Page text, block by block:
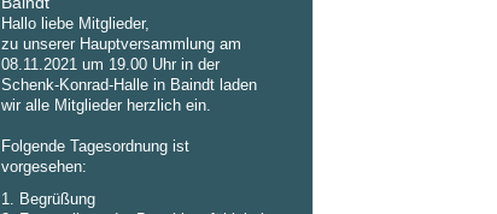
Hallo liebe Mitglieder,
zu unserer Hauptversammlung am
08.11.2021 um 19.00 Uhr in der
Schenk-Konrad-Halle in Baindt laden
wir alle Mitglieder herzlich ein.
Folgende Tagesordnung ist
vorgesehen:
1. Begrüßung